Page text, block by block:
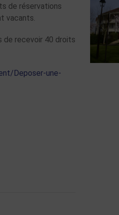
de réservations
vacants.
de recevoir 40 droits
Deposer-une-